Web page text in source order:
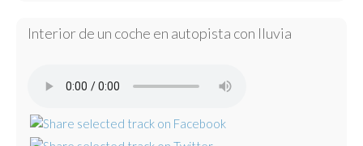
Interior de un coche en autopista con lluvia